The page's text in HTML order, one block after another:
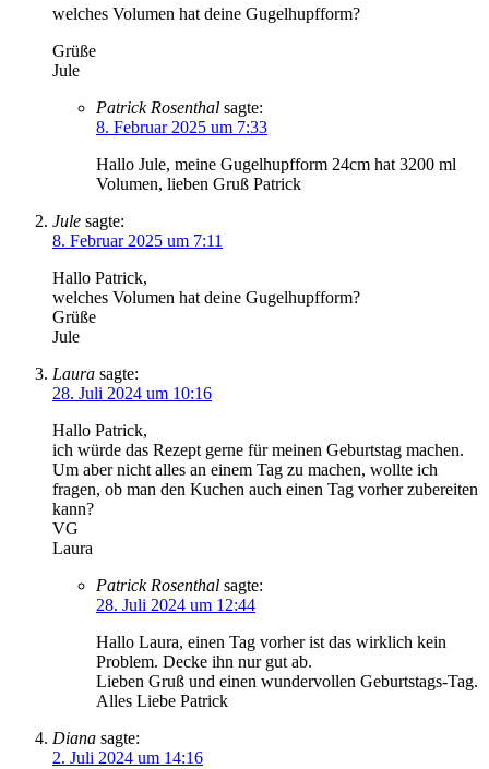
welches Volumen hat deine Gugelhupfform?
Grüße
Jule
Patrick Rosenthal sagte:
8. Februar 2025 um 7:33
Hallo Jule, meine Gugelhupfform 24cm hat 3200 ml
Volumen, lieben Gruß Patrick
Jule sagte:
8. Februar 2025 um 7:11
Hallo Patrick,
welches Volumen hat deine Gugelhupfform?
Grüße
Jule
Laura sagte:
28. Juli 2024 um 10:16
Hallo Patrick,
ich würde das Rezept gerne für meinen Geburtstag machen.
Um aber nicht alles an einem Tag zu machen, wollte ich
fragen, ob man den Kuchen auch einen Tag vorher zubereiten
kann?
VG
Laura
Patrick Rosenthal sagte:
28. Juli 2024 um 12:44
Hallo Laura, einen Tag vorher ist das wirklich kein
Problem. Decke ihn nur gut ab.
Lieben Gruß und einen wundervollen Geburtstags-Tag.
Alles Liebe Patrick
Diana sagte:
2. Juli 2024 um 14:16